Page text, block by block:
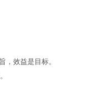
，效益是目标。